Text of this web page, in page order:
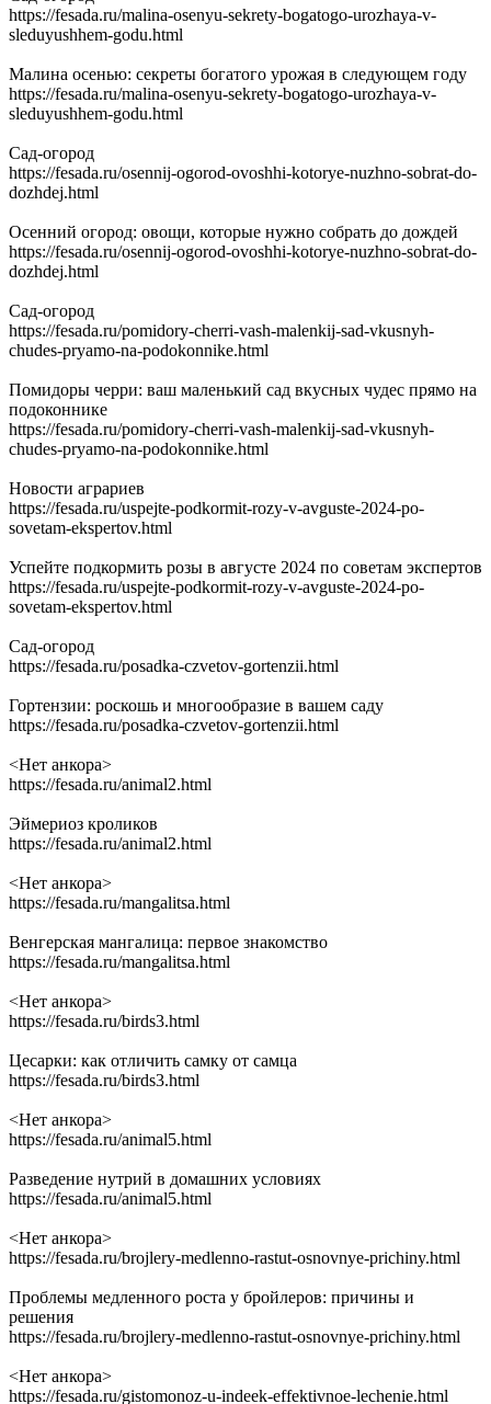
https://fesada.ru/malina-osenyu-sekrety-bogatogo-urozhaya-v-
sleduyushhem-godu.html
Малина осенью: секреты богатого урожая в следующем году
https://fesada.ru/malina-osenyu-sekrety-bogatogo-urozhaya-v-
sleduyushhem-godu.html
Сад-огород
https://fesada.ru/osennij-ogorod-ovoshhi-kotorye-nuzhno-sobrat-do-
dozhdej.html
Осенний огород: овощи, которые нужно собрать до дождей
https://fesada.ru/osennij-ogorod-ovoshhi-kotorye-nuzhno-sobrat-do-
dozhdej.html
Сад-огород
https://fesada.ru/pomidory-cherri-vash-malenkij-sad-vkusnyh-
chudes-pryamo-na-podokonnike.html
Помидоры черри: ваш маленький сад вкусных чудес прямо на
подоконнике
https://fesada.ru/pomidory-cherri-vash-malenkij-sad-vkusnyh-
chudes-pryamo-na-podokonnike.html
Новости аграриев
https://fesada.ru/uspejte-podkormit-rozy-v-avguste-2024-po-
sovetam-ekspertov.html
Успейте подкормить розы в августе 2024 по советам экспертов
https://fesada.ru/uspejte-podkormit-rozy-v-avguste-2024-po-
sovetam-ekspertov.html
Сад-огород
https://fesada.ru/posadka-czvetov-gortenzii.html
Гортензии: роскошь и многообразие в вашем саду
https://fesada.ru/posadka-czvetov-gortenzii.html
<Нет анкора>
https://fesada.ru/animal2.html
Эймериоз кроликов
https://fesada.ru/animal2.html
<Нет анкора>
https://fesada.ru/mangalitsa.html
Венгерская мангалица: первое знакомство
https://fesada.ru/mangalitsa.html
<Нет анкора>
https://fesada.ru/birds3.html
Цесарки: как отличить самку от самца
https://fesada.ru/birds3.html
<Нет анкора>
https://fesada.ru/animal5.html
Разведение нутрий в домашних условиях
https://fesada.ru/animal5.html
<Нет анкора>
https://fesada.ru/brojlery-medlenno-rastut-osnovnye-prichiny.html
Проблемы медленного роста у бройлеров: причины и
решения
https://fesada.ru/brojlery-medlenno-rastut-osnovnye-prichiny.html
<Нет анкора>
https://fesada.ru/gistomonoz-u-indeek-effektivnoe-lechenie.html